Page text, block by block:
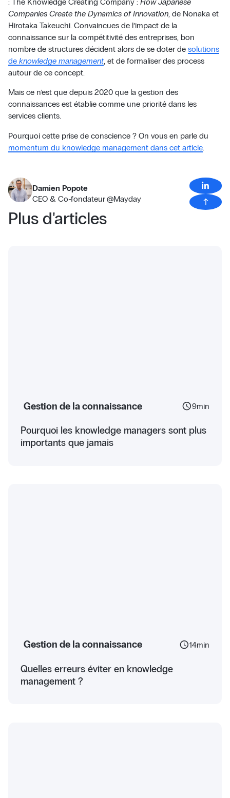
Companies Create the Dynamics of Innovation, de Nonaka et
Hirotaka Takeuchi. Convaincues de l’impact de la
connaissance sur la compétitivité des entreprises, bon
nombre de structures décident alors de se doter de solutions
de knowledge management, et de formaliser des process
autour de ce concept.
Mais ce n’est que depuis 2020 que la gestion des
connaissances est établie comme une priorité dans les
services clients.
Pourquoi cette prise de conscience ? On vous en parle du
momentum du knowledge management dans cet article.
Damien Popote
CEO & Co-fondateur@Mayday north
Plus d'articles
Gestion de la connaissance schedule9min
Pourquoi les knowledge managers sont plus
importants que jamais
Gestion de la connaissance schedule14min
Quelles erreurs éviter en knowledge
management ?